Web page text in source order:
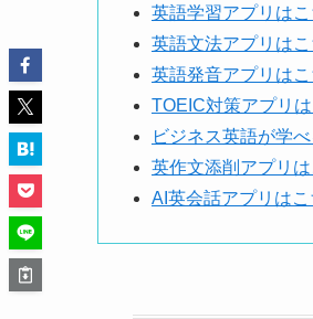
英語学習アプリはこ
英語文法アプリはこ
英語発音アプリはこ
TOEIC対策アプリ
ビジネス英語が学
英作文添削アプリ
AI英会話アプリはこ